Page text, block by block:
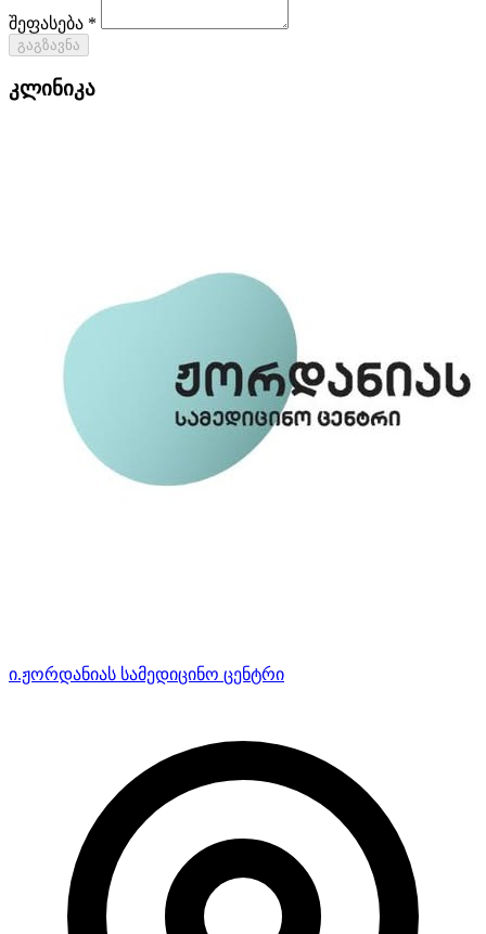
შეფასება *
გაგზავნა
კლინიკა
ი.ჟორდანიას სამედიცინო ცენტრი